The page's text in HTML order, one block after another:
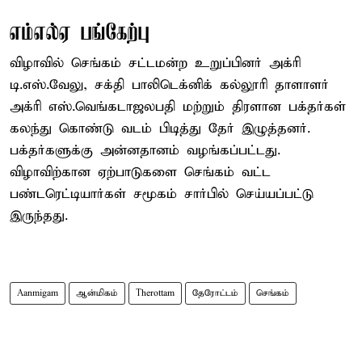
எம்எல்ஏ பங்கேற்பு
விழாவில் செங்கம் சட்டமன்ற உறுப்பினர் அக்ரி
டி.எஸ்.வேலு, சக்தி பாலிடெக்னிக் கல்லூரி தாளாளர்
அக்ரி எஸ்.வெங்கடாஜலபதி மற்றும் திரளான பக்தர்கள்
கலந்து கொண்டு வடம் பிடித்து தேர் இழுத்தனர்.
பக்தர்களுக்கு அன்னதானம் வழங்கப்பட்டது.
விழாவிற்கான ஏற்பாடுகளை செங்கம் வட்ட
பண்டரெட்டியார்கள் சமூகம் சார்பில் செய்யப்பட்டு
இருந்தது.
Aanmigam ஆன்மிகம் Therottam தேரோட்டம் செங்கம்